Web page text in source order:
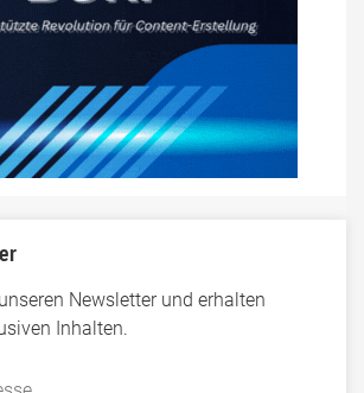
Newsletter und erhalten
Inhalten.